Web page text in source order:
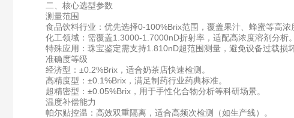
二、核心选型参数
测量范围
食品饮料行业：优先选择0-100%Brix范围，覆盖果汁、蜂蜜等高浓
化工领域：需覆盖1.3000-1.7000nD折射率，适配高浓度溶剂分析。
特殊应用：珠宝鉴定需支持1.810nD超范围测量，避免设备过载损坏
准确度等级
经济型：±0.2%Brix，适合奶茶店快速检测。
高精度型：±0.1%Brix，满足制药行业药典标准。
超精密型：±0.05%Brix，用于手性化合物分析等科研场景。
温度补偿能力
帕尔贴控温：高效双重隔离，适合高频次检测（如生产线）。